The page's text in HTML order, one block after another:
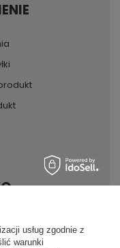
usług zgodnie z
warunki